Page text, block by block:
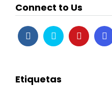
Connect to Us
Etiquetas